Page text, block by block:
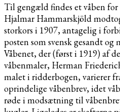
Til gengæld findes et våben
Hjalmar Hammarskjöld
storkors i 1907, antagelig i
posten som svensk gesandt
Våbenet, der (først i 1919) af
våbenmaler, Herman
malet i ridderbogen, varierer
oprindelige våbenbrev, idet
røde i modsætning til